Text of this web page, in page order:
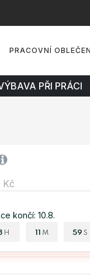
PRACOVNÍ
PŘI PRÁCI
Kč
končí: 10.8.
H 11 M 59 S